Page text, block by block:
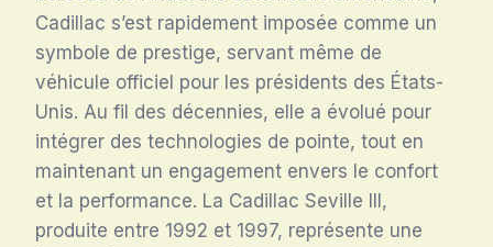
Cadillac s’est rapidement imposée comme un
symbole de prestige, servant même de
véhicule officiel pour les présidents des États-
Unis. Au fil des décennies, elle a évolué pour
intégrer des technologies de pointe, tout en
maintenant un engagement envers le confort
et la performance. La Cadillac Seville III,
produite entre 1992 et 1997, représente une